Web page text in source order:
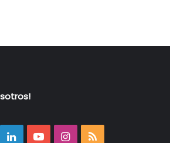
LinkedInYouTubeInstagram
RSS